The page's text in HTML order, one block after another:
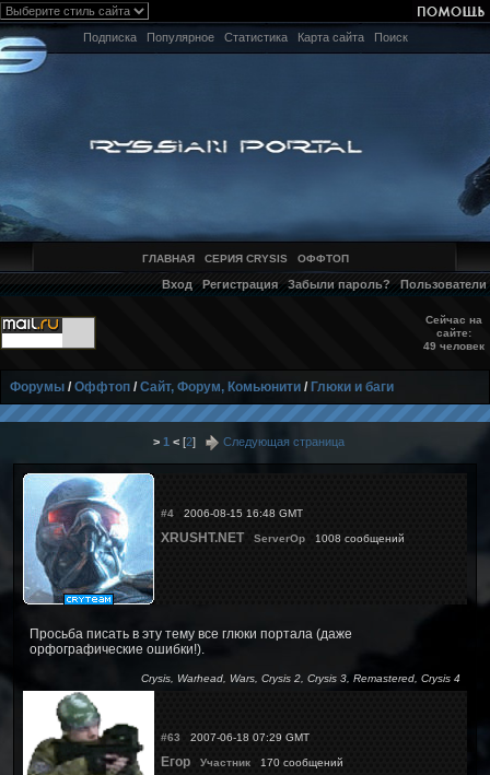
Подписка Популярное Статистика Карта сайта Поиск
ГЛАВНАЯ СЕРИЯ CRYSIS ОФФТОП
Вход Регистрация Забыли пароль? Пользователи
Сейчас на
сайте:
49 человек
Форумы /Оффтоп /Сайт, Форум, Комьюнити / Глюки и баги
> 1 <[2] Следующая страница
#4 2006-08-15 16:48 GMT
XRUSHT.NET ServerOp 1008 сообщений
Просьба писать в эту тему все глюки портала (даже
орфографические ошибки!).
Crysis, Warhead, Wars, Crysis 2, Crysis 3, Remastered, Crysis 4
#63 2007-06-18 07:29 GMT
Егор Участник 170 сообщений